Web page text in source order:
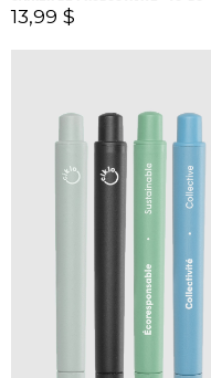
13,99 $